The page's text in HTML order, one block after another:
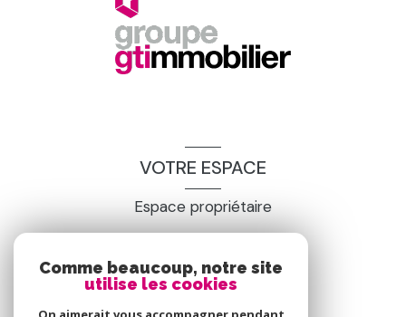
VOTRE ESPACE
Espace propriétaire
SE CONNECTER
Comme beaucoup, notre site
utilise les cookies